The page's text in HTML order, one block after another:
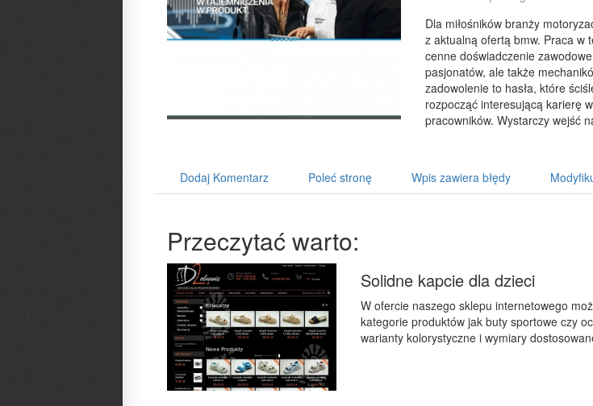
Dla miłośników branży
z aktualną ofertą bmw. Praca w
cenne doświadczenie
pasjonatów, ale także
zadowolenie to hasła, które
rozpocząć interesującą karierę
pracowników. Wystarczy wejść
Dodaj Komentarz Poleć stronę Wpis zawiera błędy
Przeczytać warto:
Solidne kapcie dla dzieci
W ofercie naszego sklepu internetowego
kategorie produktów jak buty sportowe czy
warianty kolorystyczne i wymiary